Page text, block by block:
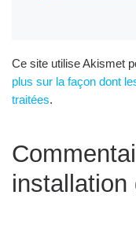
Ce site utilise Akismet
plus sur la façon dont
traitées.
installation